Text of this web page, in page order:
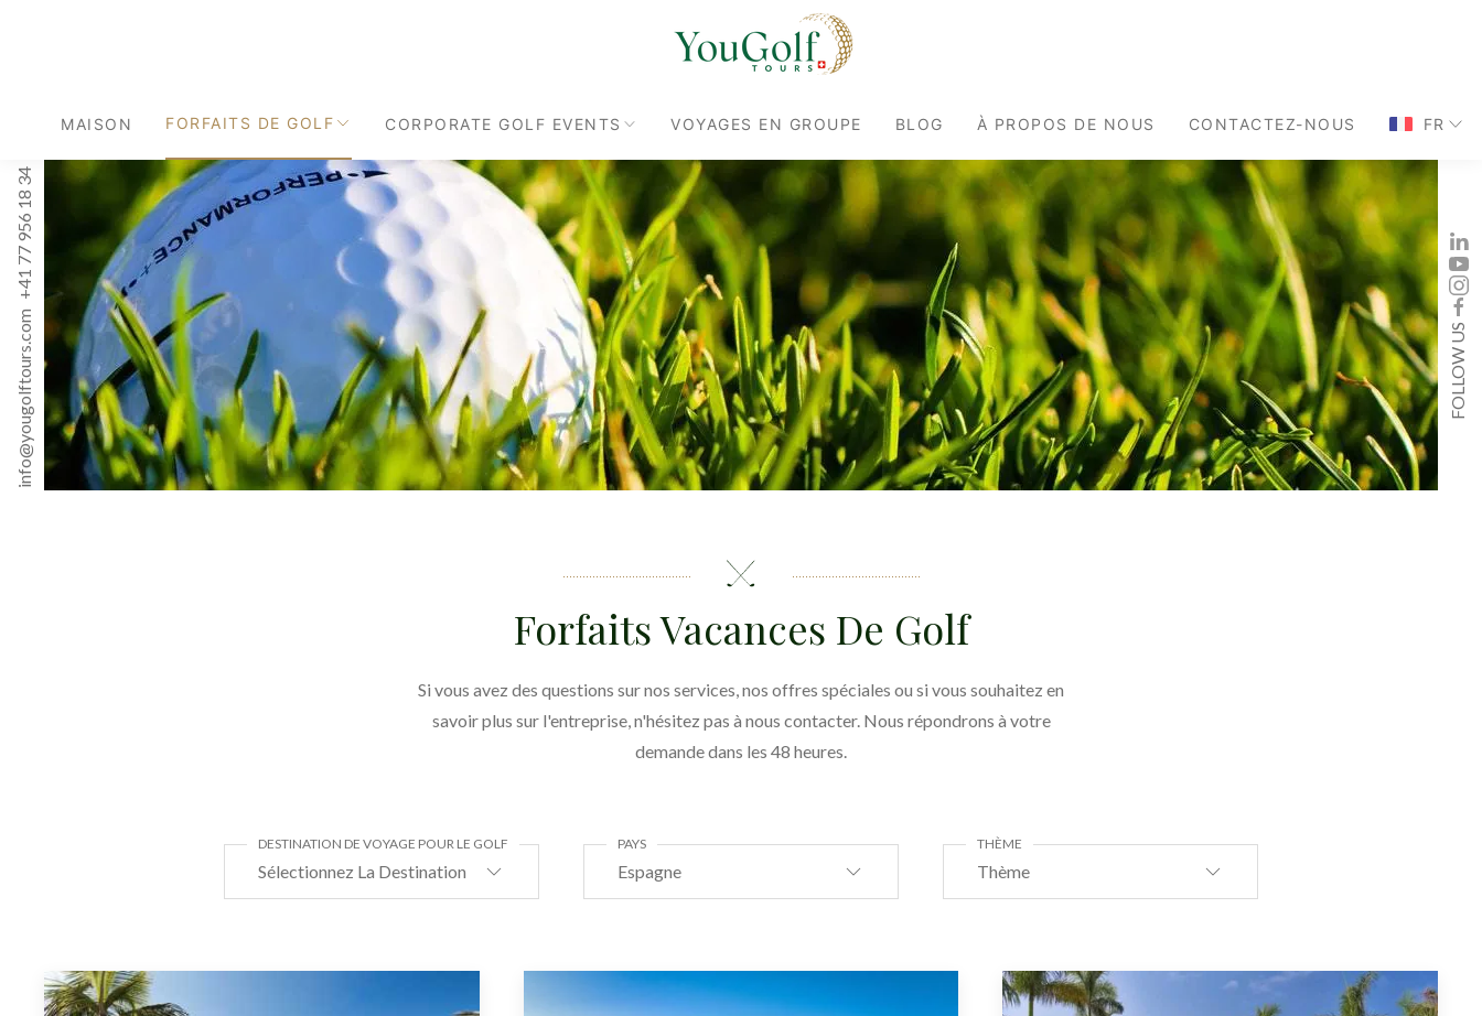
MAISON FORFAITS DE GOLF CORPORATE GOLF EVENTS VOYAGES EN GROUPE BLOG À PROPOS DE NOUS CONTACTEZ-NOUS FR
info@yougolftours.com
+41 77 956 18 34
FOLLOW US
Forfaits Vacances De Golf
Si vous avez des questions sur nos services, nos offres spéciales ou si vous souhaitez en
savoir plus sur l'entreprise, n'hésitez pas à nous contacter. Nous répondrons à votre
demande dans les 48 heures.
Sélectionnez La Destination
DESTINATION DE VOYAGE POUR LE GOLF
Espagne
PAYS
Thème
THÈME